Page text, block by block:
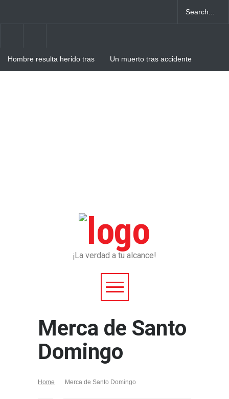
Hombre resulta herido tras
Cerro
Un muerto tras accidente
Verón-Punta Cana
¡La verdad a tu alcance!
Merca de Santo
Domingo
Home Merca de Santo Domingo